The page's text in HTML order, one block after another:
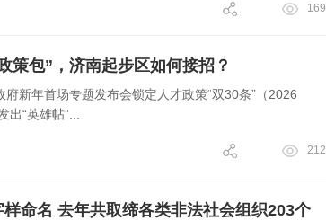
169
策包”，济南起步区如何接招？
新年首场专题发布会锁定人才政策“双30条”（2026
“英雄帖”...
212
命名 去年共取缔各类非法社会组织203个